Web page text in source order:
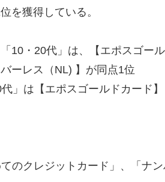
を獲得している。
10・20代」は、【エポスゴー
ーレス（NL) 】が同点1位
」は【エポスゴールドカード】
のクレジットカード」、「ナン